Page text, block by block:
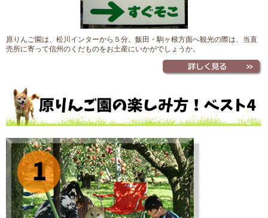
原りんご園は、松川インターから５分。飯田・駒ヶ根方面へ観光の際は、当直
売所に寄って信州のくだものをお土産にいかがでしょうか。